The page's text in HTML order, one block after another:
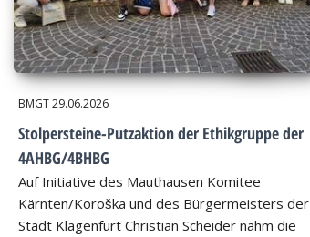
BMGT29.06.2026
Stolpersteine-Putzaktion der Ethikgruppe der
4AHBG/4BHBG
Auf Initiative des Mauthausen Komitee
Kärnten/Koroška und des Bürgermeisters der
Stadt Klagenfurt Christian Scheider nahm die